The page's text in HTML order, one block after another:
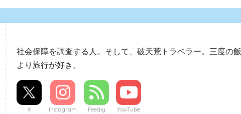
社会保障を調査する人。そして、破天荒トラベラー。三度の飯
より旅行が好き。
X Instagram Feedly YouTube